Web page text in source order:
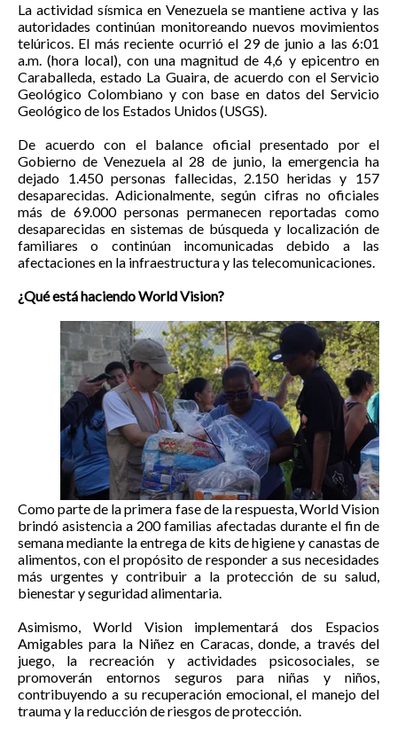
La actividad sísmica en Venezuela se mantiene activa y las
autoridades continúan monitoreando nuevos movimientos
telúricos. El más reciente ocurrió el 29 de junio a las 6:01
a.m. (hora local), con una magnitud de 4,6 y epicentro en
Caraballeda, estado La Guaira, de acuerdo con el Servicio
Geológico Colombiano y con base en datos del Servicio
Geológico de los Estados Unidos (USGS).
De acuerdo con el balance oficial presentado por el
Gobierno de Venezuela al 28 de junio, la emergencia ha
dejado 1.450 personas fallecidas, 2.150 heridas y 157
desaparecidas. Adicionalmente, según cifras no oficiales
más de 69.000 personas permanecen reportadas como
desaparecidas en sistemas de búsqueda y localización de
familiares o continúan incomunicadas debido a las
afectaciones en la infraestructura y las telecomunicaciones.
¿Qué está haciendo World Vision?
Como parte de la primera fase de la respuesta, World Vision
brindó asistencia a 200 familias afectadas durante el fin de
semana mediante la entrega de kits de higiene y canastas de
alimentos, con el propósito de responder a sus necesidades
más urgentes y contribuir a la protección de su salud,
bienestar y seguridad alimentaria.
Asimismo, World Vision implementará dos Espacios
Amigables para la Niñez en Caracas, donde, a través del
juego, la recreación y actividades psicosociales, se
promoverán entornos seguros para niñas y niños,
contribuyendo a su recuperación emocional, el manejo del
trauma y la reducción de riesgos de protección.